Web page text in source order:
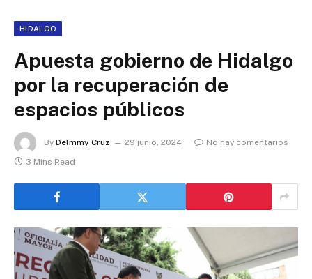
HIDALGO
Apuesta gobierno de Hidalgo
por la recuperación de
espacios públicos
By Delmmy Cruz 29 junio, 2024
No hay comentarios
3 Mins Read